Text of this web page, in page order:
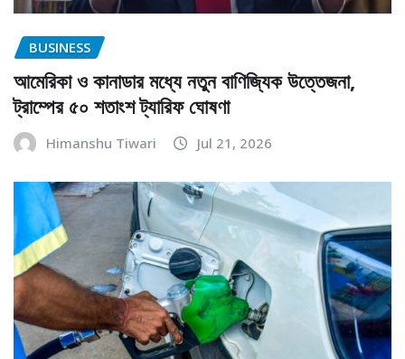
BUSINESS
আমেরিকা ও কানাডার মধ্যে নতুন বাণিজ্যিক উত্তেজনা,
ট্রাম্পের ৫০ শতাংশ ট্যারিফ ঘোষণা
Himanshu Tiwari Jul 21, 2026